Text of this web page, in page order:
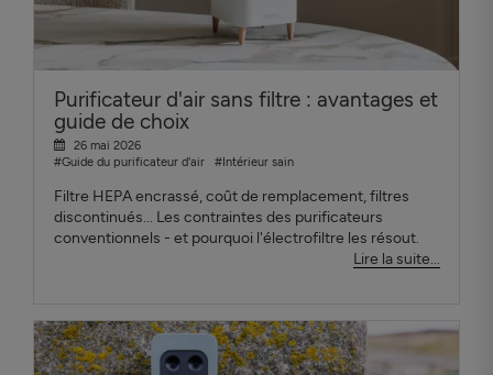
Purificateur d'air sans filtre : avantages et
guide de choix
26 mai 2026
#Guide du purificateur d'air
#Intérieur sain
Filtre HEPA encrassé, coût de remplacement, filtres
discontinués... Les contraintes des purificateurs
conventionnels - et pourquoi l'électrofiltre les résout.
Lire la suite...